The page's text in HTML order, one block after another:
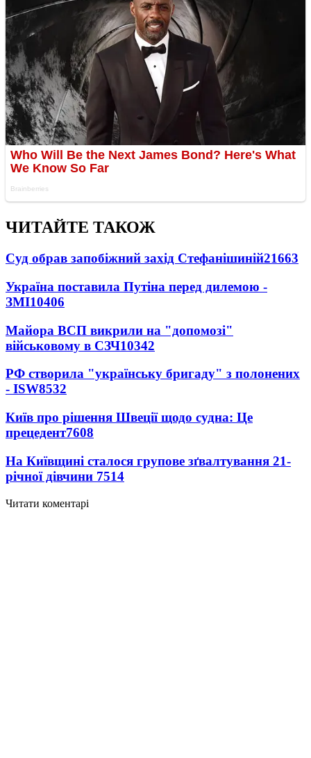
ЧИТАЙТЕ ТАКОЖ
Суд обрав запобіжний захід Стефанішиній21663
Україна поставила Путіна перед дилемою -
ЗМІ10406
Майора ВСП викрили на "допомозі"
військовому в СЗЧ10342
РФ створила "українську бригаду" з полонених
- ISW8532
Київ про рішення Швеції щодо судна: Це
прецедент7608
На Київщині сталося групове зґвалтування 21-
річної дівчини 7514
Читати коментарі